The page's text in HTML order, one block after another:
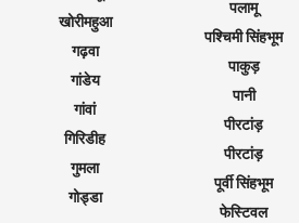
खोरीमहुआ
गढ़वा
गांडेय
गांवां
गिरिडीह
गुमला
गोड्डा
पलामू
पश्चिमी सिंहभूम
पाकुड़
पानी
पीरटांड़
पीरटांड़
पूर्वी सिंहभूम
फेस्टिवल